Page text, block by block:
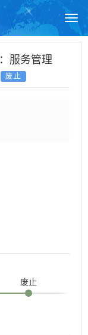
帮助中心
服务管理
废止
废止